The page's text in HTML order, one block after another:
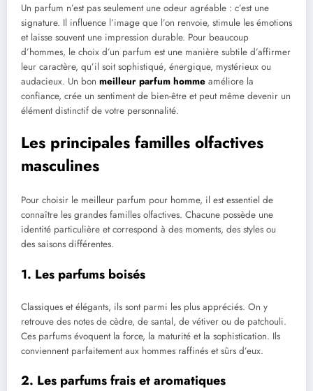
Un parfum n’est pas seulement une odeur agréable : c’est une
signature. Il influence l’image que l’on renvoie, stimule les émotions
et laisse souvent une impression durable. Pour beaucoup
d’hommes, le choix d’un parfum est une manière subtile d’affirmer
leur caractère, qu’il soit sophistiqué, énergique, mystérieux ou
audacieux. Un bon meilleur parfum homme améliore la
confiance, crée un sentiment de bien-être et peut même devenir un
élément distinctif de votre personnalité.
Les principales familles olfactives
masculines
Pour choisir le meilleur parfum pour homme, il est essentiel de
connaître les grandes familles olfactives. Chacune possède une
identité particulière et correspond à des moments, des styles ou
des saisons différentes.
1. Les parfums boisés
Classiques et élégants, ils sont parmi les plus appréciés. On y
retrouve des notes de cèdre, de santal, de vétiver ou de patchouli.
Ces parfums évoquent la force, la maturité et la sophistication. Ils
conviennent parfaitement aux hommes raffinés et sûrs d’eux.
2. Les parfums frais et aromatiques